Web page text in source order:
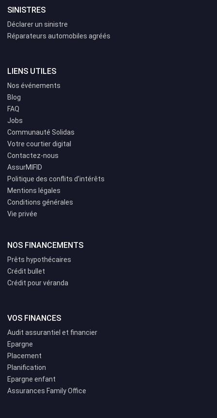
SINISTRES
Déclarer un sinistre
Réparateurs automobiles agréés
LIENS UTILES
Nos événements
Blog
FAQ
Jobs
Communauté Solidas
Votre courtier digital
Contactez-nous
AssurMIFID
Politique des conflits d’intérêts
Mentions légales
Conditions générales
Vie privée
NOS FINANCEMENTS
Prêts hypothécaires
Crédit bullet
Crédit pour véranda
VOS FINANCES
Audit assurantiel et financier
Epargne
Placement
Planification
Epargne enfant
Assurances Family Office